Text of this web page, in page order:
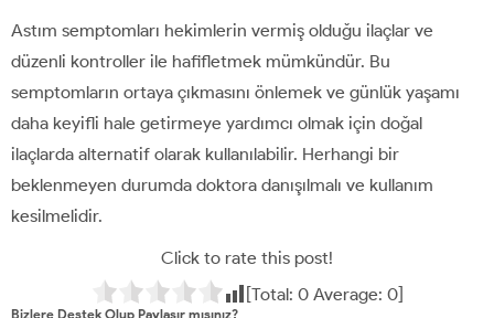
Astım semptomları hekimlerin vermiş olduğu ilaçlar ve
düzenli kontroller ile hafifletmek mümkündür. Bu
semptomların ortaya çıkmasını önlemek ve günlük yaşamı
daha keyifli hale getirmeye yardımcı olmak için doğal
ilaçlarda alternatif olarak kullanılabilir. Herhangi bir
beklenmeyen durumda doktora danışılmalı ve kullanım
kesilmelidir.
Click to rate this post!
[Total: 0Average: 0]
Bizlere Destek Olup Paylaşır mısınız?